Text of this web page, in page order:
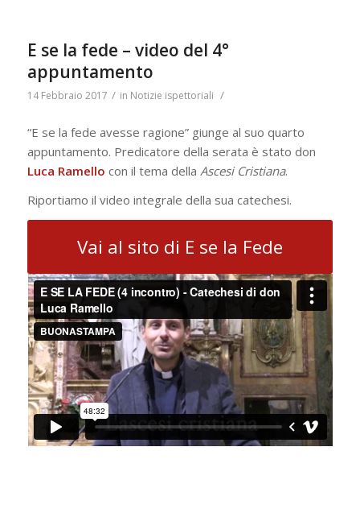
E se la fede – video del 4°
appuntamento
14 Febbraio 2017 / in Notizie ispettoriali /
“E se la fede avesse ragione” giunge al suo quarto
appuntamento. Predicatore della serata è stato don
Luca Ramello con il tema della Ascesi Cristiana.
Riportiamo il video integrale della sua catechesi.
Vai al sito di E se la Fede